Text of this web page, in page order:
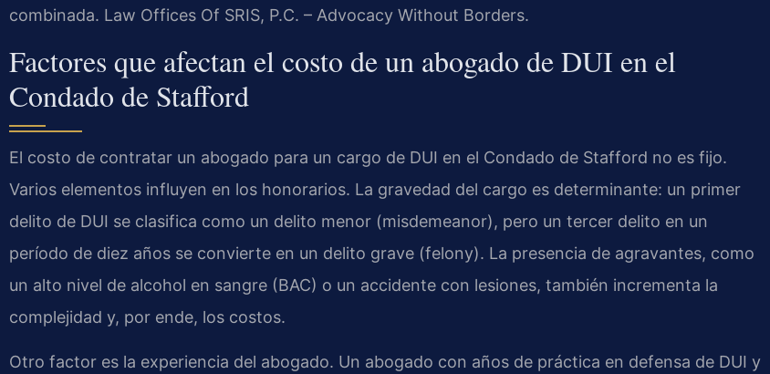
combinada. Law Offices Of SRIS, P.C. – Advocacy Without Borders.
Factores que afectan el costo de un abogado de DUI en el
Condado de Stafford
El costo de contratar un abogado para un cargo de DUI en el Condado de Stafford no es fijo.
Varios elementos influyen en los honorarios. La gravedad del cargo es determinante: un primer
delito de DUI se clasifica como un delito menor (misdemeanor), pero un tercer delito en un
período de diez años se convierte en un delito grave (felony). La presencia de agravantes, como
un alto nivel de alcohol en sangre (BAC) o un accidente con lesiones, también incrementa la
complejidad y, por ende, los costos.
Otro factor es la experiencia del abogado. Un abogado con años de práctica en defensa de DUI y